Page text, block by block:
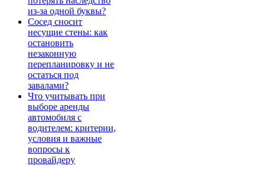
из-за одной буквы?
Сосед сносит
несущие стены: как
остановить
незаконную
перепланировку и не
остаться под
завалами?
Что учитывать при
выборе аренды
автомобиля с
водителем: критерии,
условия и важные
вопросы к
провайдеру